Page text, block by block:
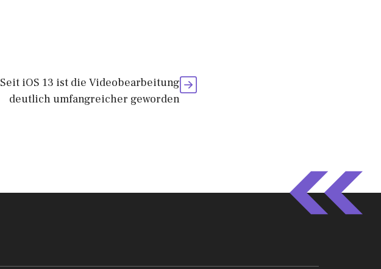
Seit iOS 13 ist die Videobearbeitung
deutlich umfangreicher geworden